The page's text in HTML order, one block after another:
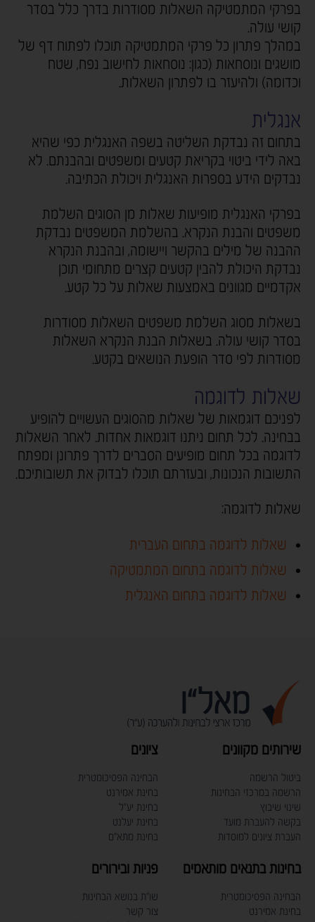
בפרקי המתמטיקה השאלות מסודרות בדרך כלל בסדר
קושי עולה.
במהלך פתרון כל פרקי המתמטיקה תוכלו לפתוח דף של
מושגים ונוסחאות (כגון: נוסחאות לחישוב נפח, שטח
וכדומה) ולהיעזר בו לפתרון השאלות.
אנגלית
בתחום זה נבדקת השליטה בשפה האנגלית כפי שהיא
באה לידי ביטוי בקריאת קטעים ומשפטים ובהבנתם. לא
נבדקים הידע בספרות האנגלית ויכולת הכתיבה.
בפרקי האנגלית מופיעות שאלות מן הסוגים השלמת
משפטים והבנת הנקרא. בהשלמת המשפטים נבדקת
ההבנה של מילים בהקשר ויישומה, ובהבנת הנקרא
נבדקת היכולת להבין קטעים קצרים מתחומי תוכן
אקדמיים מגוונים באמצעות שאלות על כל קטע.
בשאלות מסוג השלמת משפטים השאלות מסודרות
בסדר קושי עולה. בשאלות הבנת הנקרא השאלות
מסודרות לפי סדר הופעת הנושאים בקטע.
שאלות לדוגמה
לפניכם דוגמאות של שאלות מהסוגים העשויים להופיע
בבחינה. לכל תחום ניתנו דוגמאות אחדות. לאחר השאלות
לדוגמה בכל תחום מופיעים הסברים לדרך פתרונן ומפתח
התשובות הנכונות, ובעזרתם תוכלו לבדוק את תשובותיכם.
שאלות לדוגמה:
שאלות לדוגמה בתחום העברית
שאלות לדוגמה בתחום המתמטיקה
שאלות לדוגמה בתחום האנגלית
שירותים מקוונים
ביטול הרשמה
הרשמה במרכזי הבחינות
שינוי שיבוץ
בקשה להעברת מועד
העברת ציונים למוסדות
ציונים
הבחינה הפסיכומטרית
בחינת אמירנט
בחינת יע"ל
בחינת יעלנט
בחינת מתא"ם
בחינות בתנאים מותאמים
הבחינה הפסיכומטרית
בחינת אמירנט
פניות ובירורים
שו"ת בנושא הבחינות
צור קשר